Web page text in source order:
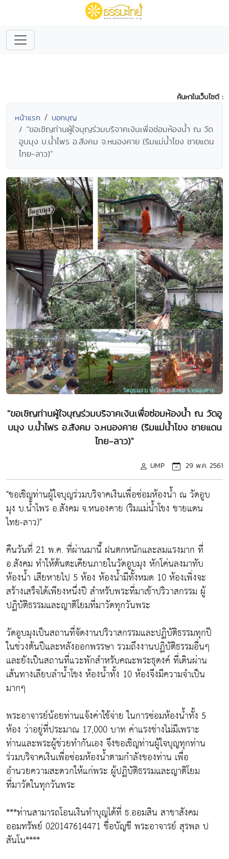
ค้นหาในเว็บไซต์ :
หน้าแรก บอกบุญ
"ขอเชิญท่านผู้ใจบุญร่วมบริจาคเงินเพื่อซ่อมห้องน้ำ ณ วัด
อูบมุง บ.น้ำไพร อ.สังคม จ.หนองคาย (ริมแม่น้ำโขง ชายแดน
ไทย-ลาว)"
"ขอเชิญท่านผู้ใจบุญร่วมบริจาคเงินเพื่อซ่อมห้องน้ำ ณ วัดอู
บมุง บ.น้ำไพร อ.สังคม จ.หนองคาย (ริมแม่น้ำโขง ชายแดน
ไทย-ลาว)"
UMP 29 พ.ค. 2561
"ขอเชิญท่านผู้ใจบุญร่วมบริจาคเงินเพื่อซ่อมห้องน้ำ ณ วัดอูบ
มุง บ.น้ำไพร อ.สังคม จ.หนองคาย (ริมแม่น้ำโขง ชายแดน
ไทย-ลาว)"
คืนวันที่ 21 พ.ค. ที่ผ่านมานี้ ฝนตกหนักและลมแรงมาก ที่
อ.สังคม ทำให้ต้นตะเคียนภายในวัดอูบมุง หักโค่นลงมาทับ
ห้องน้ำ เสียหายไป 5 ห้อง ห้องน้ำมีทั้งหมด 10 ห้องเพิ่งจะ
สร้างเสร็จได้เพียงหนึ่งปี สำหรับพระที่มาเข้าปริวาสกรรม ผู้
ปฏิบัติธรรมและญาติโยมที่มาวัดทุกวันพระ
วัดอูบมุงเป็นสถานที่จัดงานปริวาสกรรมและปฏิบัติธรรมทุกปี
ในช่วงต้นปีและหลังออกพรรษา รวมถึงงานปฏิบัติธรรมอื่นๆ
และยังเป็นสถานที่แวะพักสำหรับคณะพระธุดงค์ ที่เดินผ่าน
เส้นทางเลียบลำน้ำโขง ห้องน้ำทั้ง 10 ห้องจึงมีความจำเป็น
มากๆ
พระอาจารย์น้อยท่านแจ้งค่าใช้จ่าย ในการซ่อมห้องน้ำทั้ง 5
ห้อง ว่าอยู่ที่ประมาณ 17,000 บาท ค่าแรงช่างไม่มีเพราะ
ท่านและพระผู้ช่วยทำกันเอง จึงขอเชิญท่านผู้ใจบุญทุกท่าน
ร่วมบริจาคเงินเพื่อซ่อมห้องน้ำตามกำลังของท่าน เพื่อ
อำนวยความสะดวกให้แก่พระ ผู้ปฏิบัติธรรมและญาติโยม
ที่มาวัดในทุกวันพระ
***ท่านสามารถโอนเงินทำบุญได้ที่ ธ.ออมสิน สาขาสังคม
ออมทรัพย์ 020147614471 ชื่อบัญชี พระอาจารย์ สุรพล ป
สันโน****